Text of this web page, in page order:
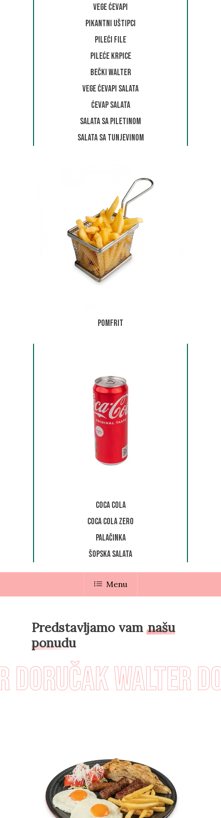
Vege Ćevapi
Pikantni uštipci
Pileći file
Pileće krpice
Bečki Walter
Vege Ćevapi salata
Ćevap salata
Salata sa piletinom
Salata sa tunjevinom
Pomfrit
Coca Cola
Coca Cola zero
Palačinka
Šopska salata
Menu
Predstavljamo vamnašu
ponudu
walter